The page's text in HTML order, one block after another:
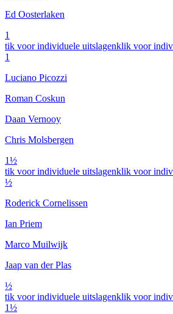
Ed Oosterlaken
1
tik voor individuele uitslagenklik voor
1
Luciano Picozzi
Roman Coskun
Daan Vernooy
Chris Molsbergen
1½
tik voor individuele uitslagenklik voor
½
Roderick Cornelissen
Ian Priem
Marco Muilwijk
Jaap van der Plas
½
tik voor individuele uitslagenklik voor
1½